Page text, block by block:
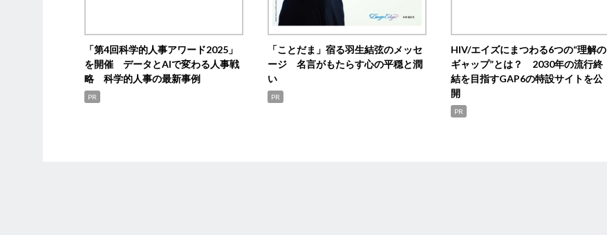
「第4回科学的人事アワード2025」
を開催 データとAIで変わる人事戦
略 科学的人事の最新事例
PR
「ことだま」宿る羽生結弦のメッセ
ージ 名言がもたらす心の平穏と潤
い
PR
HIV/エイズにまつわる6つの“理解の
ギャップ”とは？ 2030年の流行終
結を目指すGAP6の特設サイトを公
開
PR